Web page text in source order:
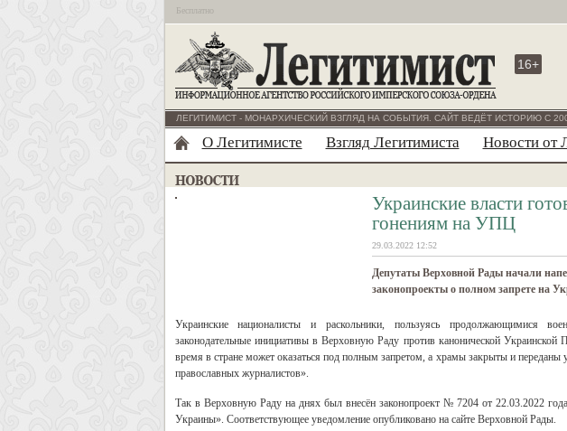
Бесплатно
16+
ЛЕГИТИМИСТ - МОНАРХИЧЕСКИЙ ВЗГЛЯД НА СОБЫТИЯ. САЙТ ВЕДЁТ ИСТОРИЮ С
О Легитимисте Взгляд Легитимиста Новости от
Украинские власти
гонениям на УПЦ
29.03.2022 12:52
Депутаты Верховной Рады начали
законопроекты о полном запрете на
Украинские националисты и раскольники, пользуясь продолжающимися
законодательные инициативы в Верховную Раду против канонической Украинской
время в стране может оказаться под полным запретом, а храмы закрыты и
православных журналистов».
Так в Верховную Раду на днях был внесён законопроект № 7204 от 22.03.2022
Украины». Соответствующее уведомление опубликовано на сайте Верховной Рады.